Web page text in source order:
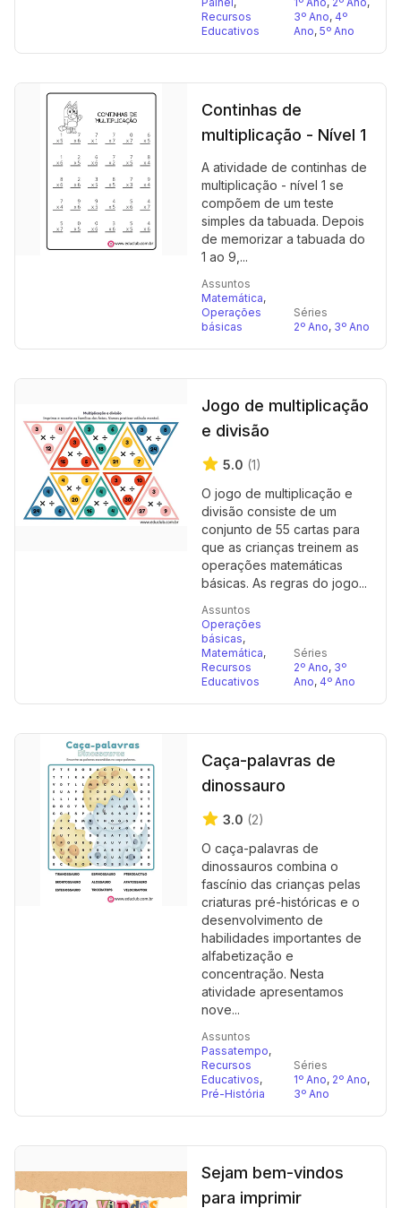
Recursos
Educativos
3º Ano, 4º
Ano, 5º Ano
Continhas de
multiplicação - Nível 1
A atividade de continhas de
multiplicação - nível 1 se
compõem de um teste
simples da tabuada. Depois
de memorizar a tabuada do
1 ao 9,...
Assuntos
Matemática,
Operações
básicas
Séries
2º Ano, 3º Ano
Jogo de multiplicação
e divisão
5.0 (1)
O jogo de multiplicação e
divisão consiste de um
conjunto de 55 cartas para
que as crianças treinem as
operações matemáticas
básicas. As regras do jogo...
Assuntos
Operações
básicas,
Matemática,
Recursos
Educativos
Séries
2º Ano, 3º
Ano, 4º Ano
Caça-palavras de
dinossauro
3.0 (2)
O caça-palavras de
dinossauros combina o
fascínio das crianças pelas
criaturas pré-históricas e o
desenvolvimento de
habilidades importantes de
alfabetização e
concentração. Nesta
atividade apresentamos
nove...
Assuntos
Passatempo,
Recursos
Educativos,
Pré-História
Séries
1º Ano, 2º Ano,
3º Ano
Sejam bem-vindos
para imprimir